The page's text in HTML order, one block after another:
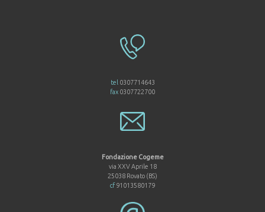
tel 0307714643
fax 0307722700
Fondazione Cogeme
via XXV Aprile 18
25038 Rovato (BS)
cf 91013580179